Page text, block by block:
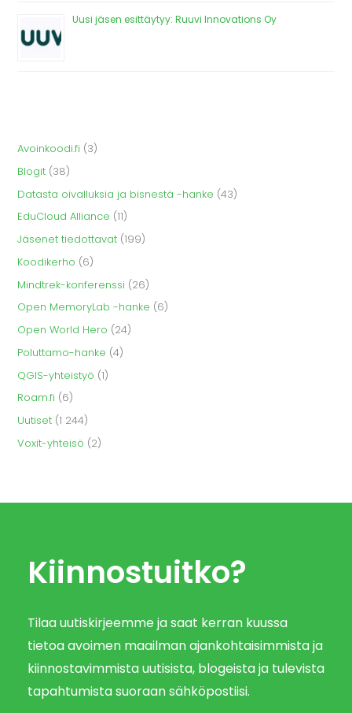
Uusi jäsen esittäytyy: Ruuvi Innovations Oy
Avoinkoodi.fi (3)
Blogit (38)
Datasta oivalluksia ja bisnestä -hanke (43)
EduCloud Alliance (11)
Jäsenet tiedottavat (199)
Koodikerho (6)
Mindtrek-konferenssi (26)
Open MemoryLab -hanke (6)
Open World Hero (24)
Poluttamo-hanke (4)
QGIS-yhteistyö (1)
Roam.fi (6)
Uutiset (1 244)
Voxit-yhteisö (2)
Kiinnostuitko?
Tilaa uutiskirjeemme ja saat kerran kuussa
tietoa avoimen maailman ajankohtaisimmista ja
kiinnostavimmista uutisista, blogeista ja tulevista
tapahtumista suoraan sähköpostiisi.